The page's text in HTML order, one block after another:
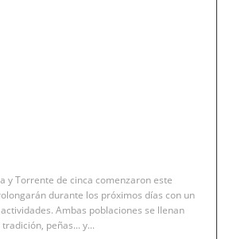
y Torrente de cinca comenzaron este
durante los próximos días con un
Ambas poblaciones se llenan
peñas... y...